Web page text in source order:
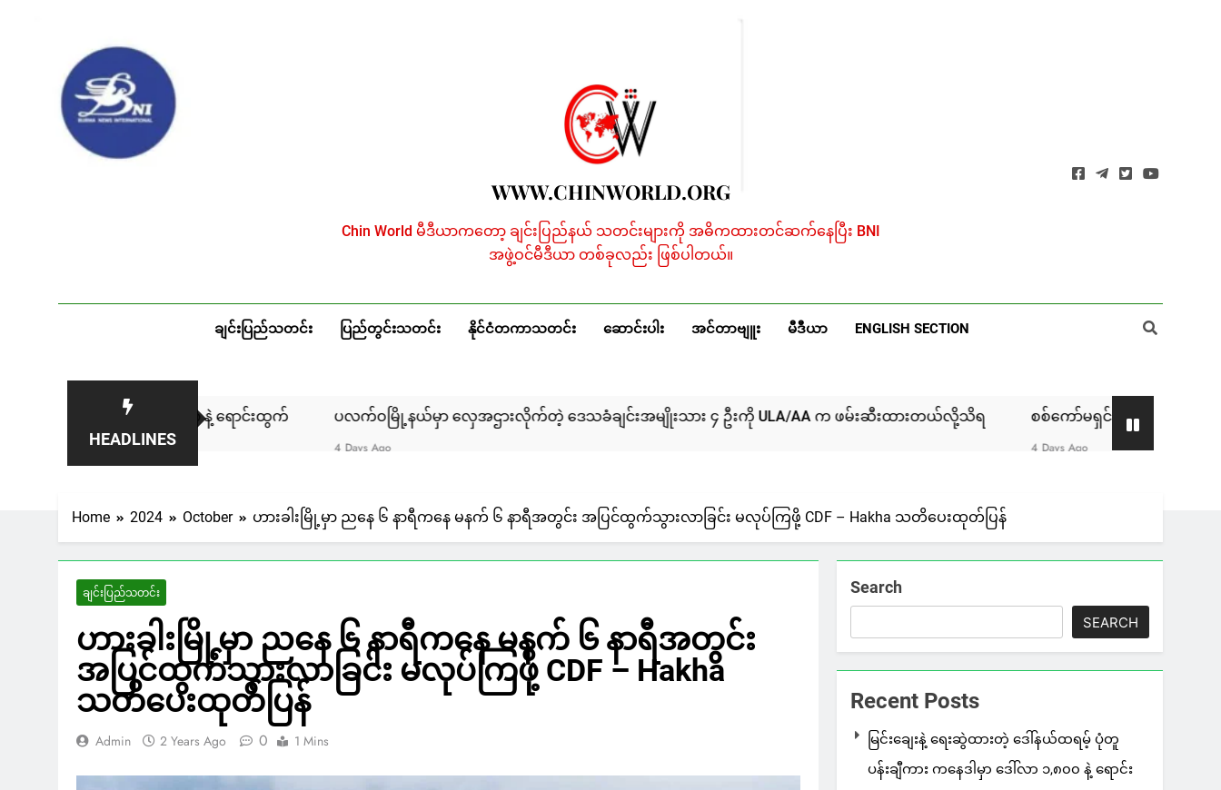
WWW.CHINWORLD.ORG
Chin World မီဒီယာကတော့ ချင်းပြည်နယ် သတင်းများကို အဓိကထားတင်ဆက်နေပြီး BNI
အဖွဲ့ဝင်မီဒီယာ တစ်ခုလည်း ဖြစ်ပါတယ်။
ချင်းပြည်သတင်း ပြည်တွင်းသတင်း နိုင်ငံတကာသတင်း ဆောင်းပါး အင်တာဗျူး မီဒီယာ ENGLISH SECTION
HEADLINES
ာ ဒေါ်လာ ၁,၈၀၀ နဲ့ ရောင်းထွက် ပလက်ဝမြို့နယ်မှာ လှေအဌားလိုက်တဲ့ ဒေသခံချင်းအမျိုးသား ၄ ဦးကို ULA/AA က ဖမ်းဆီးထားတယ်လို့သိရ စစ်ကော်မရှင်နဲ့ ဆွေးနွေးခဲ့တဲ့ ဖြစ်စဉ်ဟာ ခ
Home 2024 October ဟားခါးမြို့မှာ ညနေ ၆ နာရီကနေ မနက် ၆ နာရီအတွင်း အပြင်ထွက်သွားလာခြင်း မလုပ်ကြဖို့ CDF – Hakha သတိပေးထုတ်ပြန်
ချင်းပြည်သတင်း
ဟားခါးမြို့မှာ ညနေ ၆ နာရီကနေ မနက် ၆ နာရီအတွင်း
အပြင်ထွက်သွားလာခြင်း မလုပ်ကြဖို့ CDF – Hakha
သတိပေးထုတ်ပြန်
Admin 2 Years Ago 0 1 Mins
Search
SEARCH
Recent Posts
မြင်းချေးနဲ့ ရေးဆွဲထားတဲ့ ဒေါ်နယ်ထရမ့် ပုံတူ
ပန်းချီကား ကနေဒါမှာ ဒေါ်လာ ၁,၈၀၀ နဲ့ ရောင်း